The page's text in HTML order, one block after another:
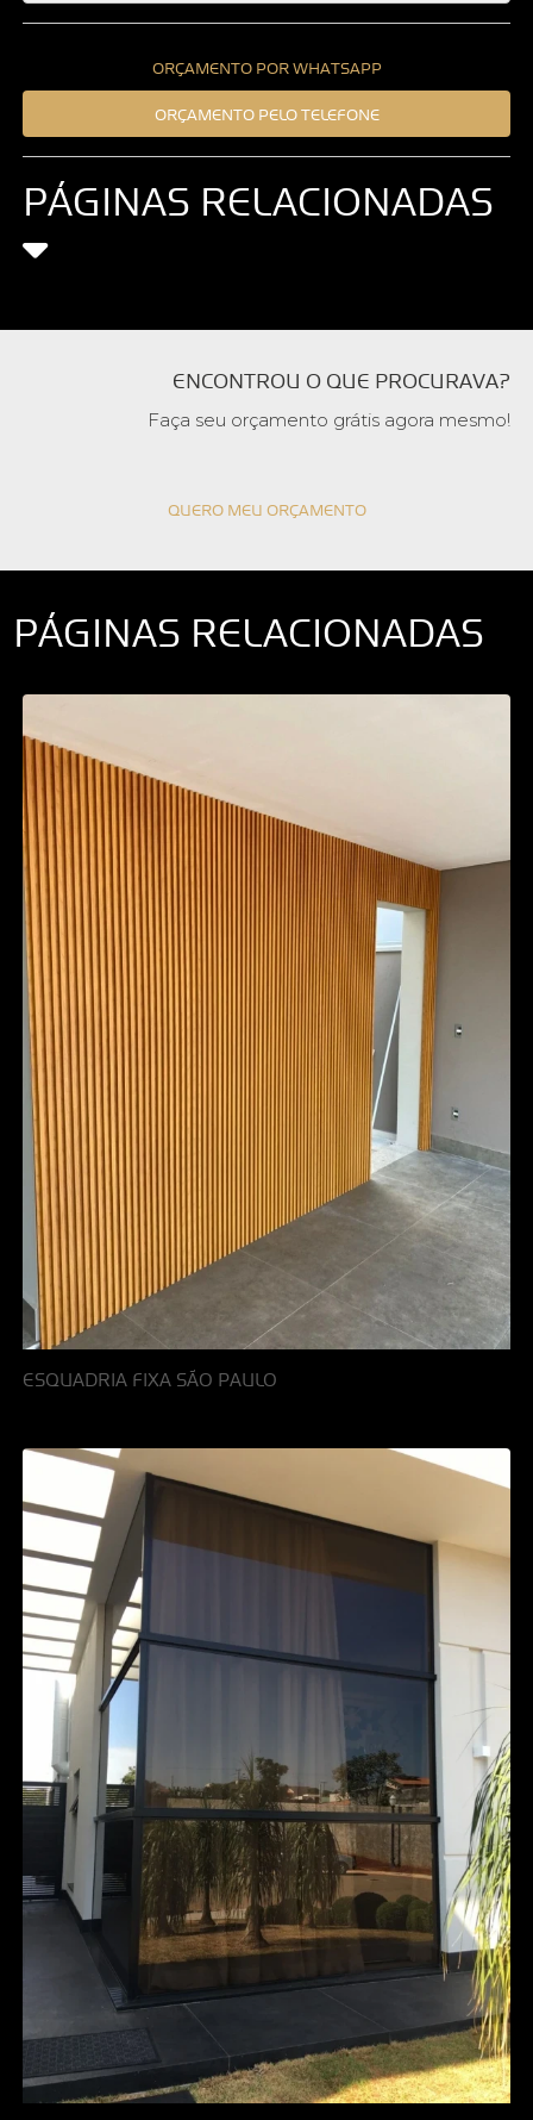
ORÇAMENTO POR WHATSAPP
ORÇAMENTO PELO TELEFONE
PÁGINAS RELACIONADAS
ENCONTROU O QUE PROCURAVA?
Faça seu orçamento grátis agora mesmo!
QUERO MEU ORÇAMENTO
PÁGINAS RELACIONADAS
ESQUADRIA FIXA SÃO PAULO